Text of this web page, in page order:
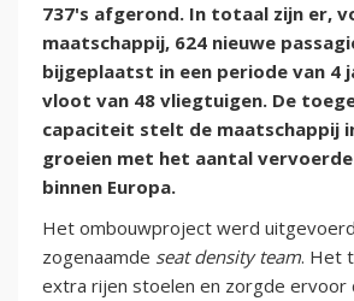
737's afgerond. In totaal zijn er,
maatschappij, 624 nieuwe
bijgeplaatst in een periode van 4
vloot van 48 vliegtuigen. De
capaciteit stelt de maatschappij
groeien met het aantal
binnen Europa.
Het ombouwproject werd
zogenaamde seat density team. Het
extra rijen stoelen en zorgde ervoor